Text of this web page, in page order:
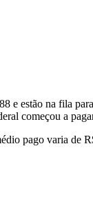
e estão na fila
começou a
pago varia